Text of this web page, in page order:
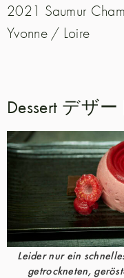
2021 Saumur
Yvonne / Loire
Dessert デザー
Leider nur ein
getrockneten,